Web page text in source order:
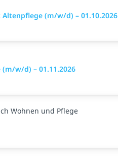
(m/w/d) – 01.10.2026
w/d) – 01.11.2026
Wohnen und Pflege